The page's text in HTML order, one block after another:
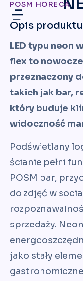
POSM HORECA
Opis produktu
LED typu neon
flex to
przeznaczony
takich jak bar,
który buduje
widoczność
Podświetlany
ścianie pełni
POSM bar,
do zdjęć w
sprzedaży.
jako stały